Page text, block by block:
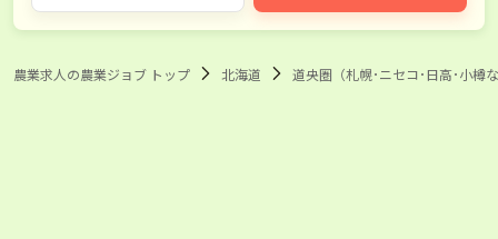
農業求人の農業ジョブ トップ 北海道 道央圏（札幌･ニセコ･日高･小樽